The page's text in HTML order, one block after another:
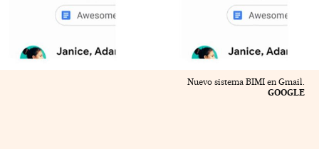
Nuevo sistema BIMI en Gmail.
GOOGLE